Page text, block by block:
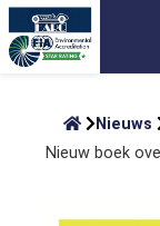
Nieuws
Nieuw boek